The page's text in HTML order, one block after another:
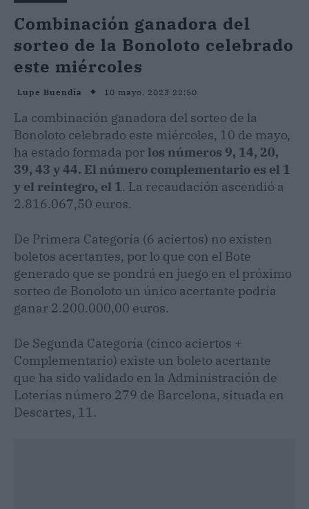
Combinación ganadora del
sorteo de la Bonoloto celebrado
este miércoles
Lupe Buendía 10 mayo, 2023 22:50
La combinación ganadora del sorteo de la
Bonoloto celebrado este miércoles, 10 de mayo,
ha estado formada porlos números 9, 14, 20,
39, 43 y 44. El número complementario es el 1
y el reintegro, el 1. La recaudación ascendió a
2.816.067,50 euros.
De Primera Categoría (6 aciertos) no existen
boletos acertantes, por lo que con el Bote
generado que se pondrá en juego en el próximo
sorteo de Bonoloto un único acertante podría
ganar 2.200.000,00 euros.
De Segunda Categoría (cinco aciertos +
Complementario) existe un boleto acertante
que ha sido validado en la Administración de
Loterías número 279 de Barcelona, situada en
Descartes, 11.